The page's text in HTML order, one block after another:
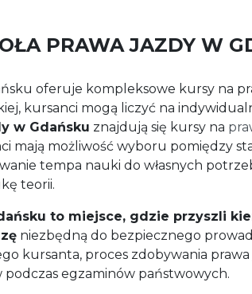
PRAWA JAZDY W
oferuje kompleksowe kursy na
kursanci mogą liczyć na
w Gdańsku znajdują się kursy na
mają możliwość wyboru pomiędzy
tempa nauki do własnych
teorii.
to miejsce, gdzie przyszli
niezbędną do bezpiecznego
kursanta, proces zdobywania
egzaminów państwowych.